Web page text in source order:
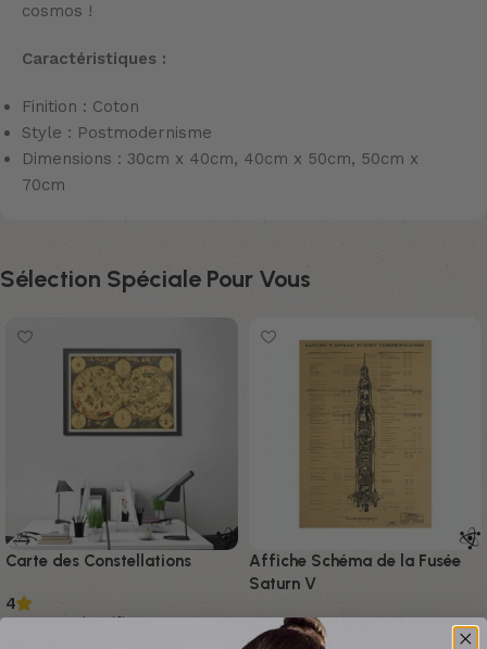
cosmos !
Caractéristiques :
Finition : Coton
Style : Postmodernisme
Dimensions : 30cm x 40cm, 40cm x 50cm, 50cm x
70cm
Sélection Spéciale Pour Vous
Carte des Constellations
4
Poster Scientifique,
Affiche Schéma de la Fusée
Saturn V
Poster Scientifique